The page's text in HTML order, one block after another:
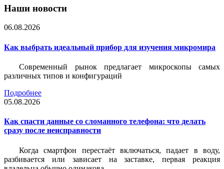
Наши новости
06.08.2026
Как выбрать идеальный прибор для изучения микромира
Современный рынок предлагает микроскопы самых
различных типов и конфигураций
Подробнее
05.08.2026
Как спасти данные со сломанного телефона: что делать
сразу после неисправности
Когда смартфон перестаёт включаться, падает в воду,
разбивается или зависает на заставке, первая реакция